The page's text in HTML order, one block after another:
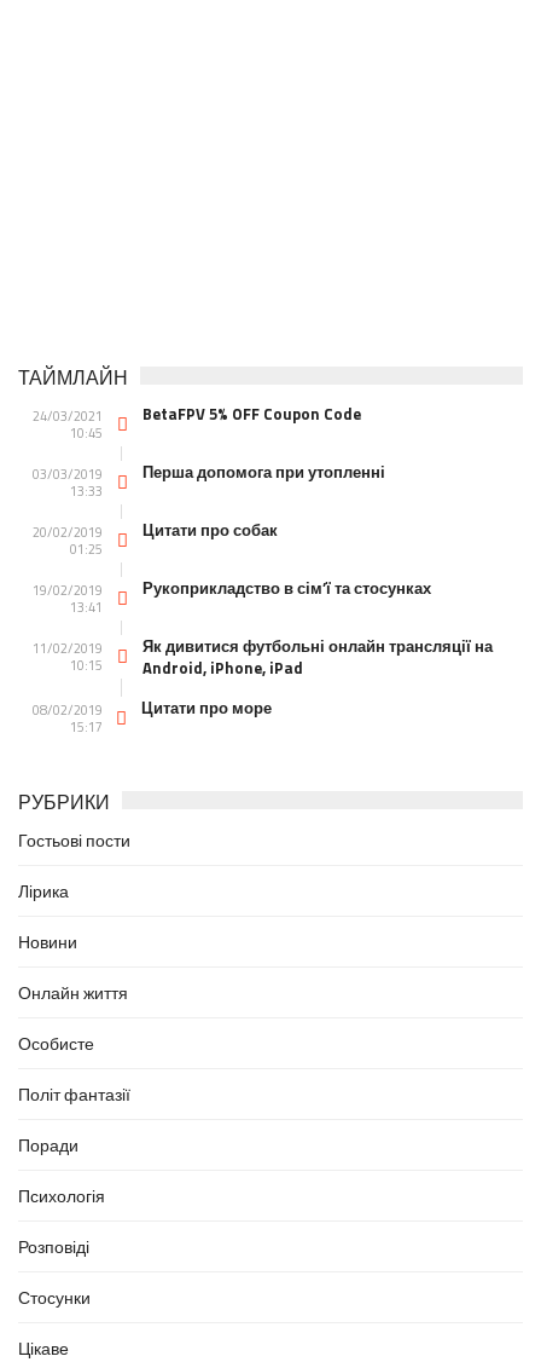
ТАЙМЛАЙН
24/03/2021
10:45
BetaFPV 5% OFF Coupon Code
03/03/2019
13:33
Перша допомога при утопленні
20/02/2019
01:25
Цитати про собак
19/02/2019
13:41
Рукоприкладство в сім’ї та стосунках
11/02/2019
10:15
Як дивитися футбольні онлайн трансляції на
Android, iPhone, iPad
08/02/2019
15:17
Цитати про море
РУБРИКИ
Гостьові пости
Лірика
Новини
Онлайн життя
Особисте
Політ фантазії
Поради
Психологія
Розповіді
Стосунки
Цікаве